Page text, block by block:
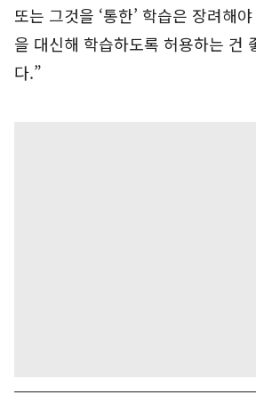
또는 그것을 ‘통한’ 학습은 장려해
을 대신해 학습하도록 허용하는 건
다.”